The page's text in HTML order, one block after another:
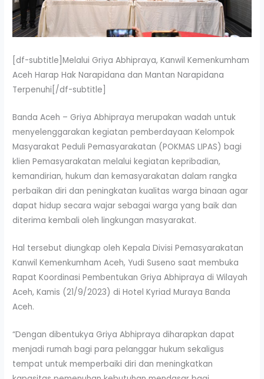
[df-subtitle]Melalui Griya Abhipraya, Kanwil Kemenkumham
Aceh Harap Hak Narapidana dan Mantan Narapidana
Terpenuhi[/df-subtitle]
Banda Aceh – Griya Abhipraya merupakan wadah untuk
menyelenggarakan kegiatan pemberdayaan Kelompok
Masyarakat Peduli Pemasyarakatan (POKMAS LIPAS) bagi
klien Pemasyarakatan melalui kegiatan kepribadian,
kemandirian, hukum dan kemasyarakatan dalam rangka
perbaikan diri dan peningkatan kualitas warga binaan agar
dapat hidup secara wajar sebagai warga yang baik dan
diterima kembali oleh lingkungan masyarakat.
Hal tersebut diungkap oleh Kepala Divisi Pemasyarakatan
Kanwil Kemenkumham Aceh, Yudi Suseno saat membuka
Rapat Koordinasi Pembentukan Griya Abhipraya di Wilayah
Aceh, Kamis (21/9/2023) di Hotel Kyriad Muraya Banda
Aceh.
“Dengan dibentukya Griya Abhipraya diharapkan dapat
menjadi rumah bagi para pelanggar hukum sekaligus
tempat untuk memperbaiki diri dan meningkatkan